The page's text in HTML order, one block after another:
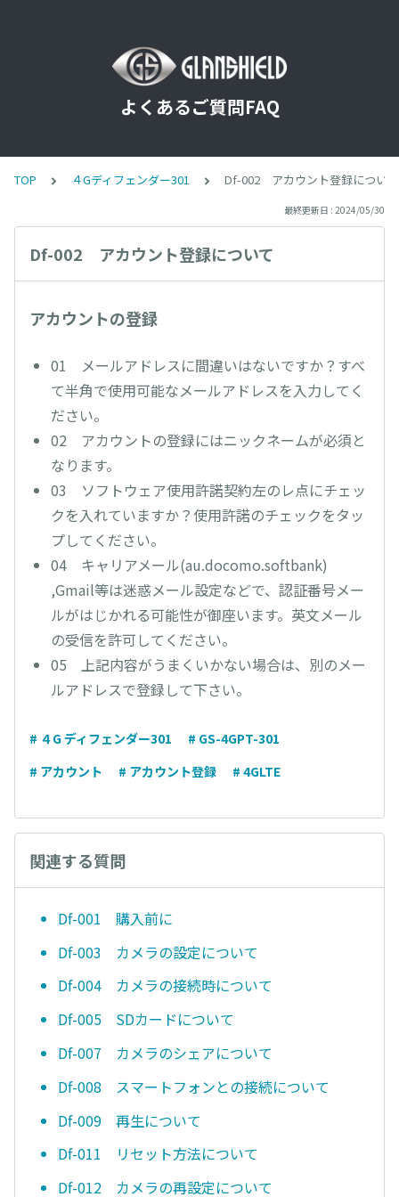
よくあるご質問FAQ
TOP ４Gディフェンダー301 Df-002 アカウント登録について
最終更新日 : 2024/05/30
Df-002 アカウント登録について
アカウントの登録
01 メールアドレスに間違いはないですか？すべ
て半角で使用可能なメールアドレスを入力してく
ださい。
02 アカウントの登録にはニックネームが必須と
なります。
03 ソフトウェア使用許諾契約左のレ点にチェッ
クを入れていますか？使用許諾のチェックをタッ
プしてください。
04 キャリアメール(au.docomo.softbank)
,Gmail等は迷惑メール設定などで、認証番号メー
ルがはじかれる可能性が御座います。英文メール
の受信を許可してください。
05 上記内容がうまくいかない場合は、別のメー
ルアドレスで登録して下さい。
# ４G ディフェンダー301
# GS-4GPT-301
# アカウント
# アカウント登録 # 4GLTE
関連する質問
Df-001 購入前に
Df-003 カメラの設定について
Df-004 カメラの接続時について
Df-005 SDカードについて
Df-007 カメラのシェアについて
Df-008 スマートフォンとの接続について
Df-009 再生について
Df-011 リセット方法について
Df-012 カメラの再設定について